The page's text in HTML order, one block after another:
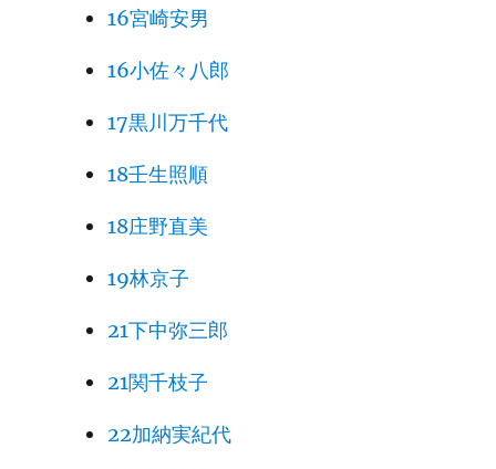
16宮崎安男
16小佐々八郎
17黒川万千代
18壬生照順
18庄野直美
19林京子
21下中弥三郎
21関千枝子
22加納実紀代